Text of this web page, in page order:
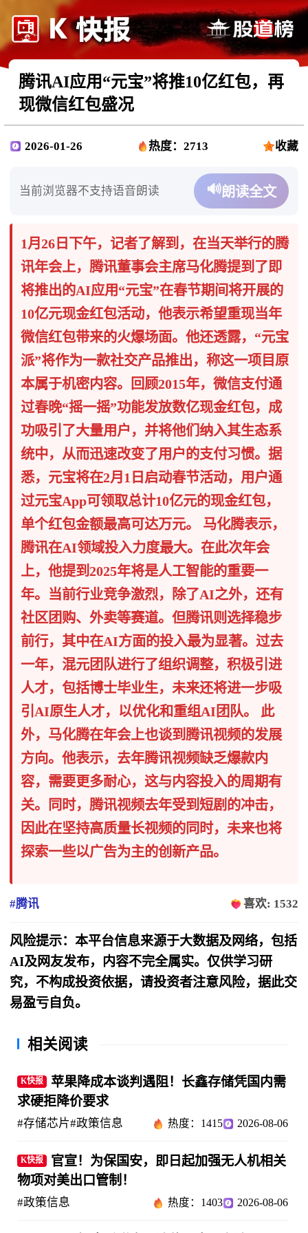
腾讯AI应用“元宝”将推10亿红包，再
现微信红包盛况
2026-01-26 热度：2713 收藏
当前浏览器不支持语音朗读 🔊朗读全文
1月26日下午，记者了解到，在当天举行的腾
讯年会上，腾讯董事会主席马化腾提到了即
将推出的AI应用“元宝”在春节期间将开展的
10亿元现金红包活动，他表示希望重现当年
微信红包带来的火爆场面。他还透露，“元宝
派”将作为一款社交产品推出，称这一项目原
本属于机密内容。回顾2015年，微信支付通
过春晚“摇一摇”功能发放数亿现金红包，成
功吸引了大量用户，并将他们纳入其生态系
统中，从而迅速改变了用户的支付习惯。据
悉，元宝将在2月1日启动春节活动，用户通
过元宝App可领取总计10亿元的现金红包，
单个红包金额最高可达万元。 马化腾表示，
腾讯在AI领域投入力度最大。在此次年会
上，他提到2025年将是人工智能的重要一
年。当前行业竞争激烈，除了AI之外，还有
社区团购、外卖等赛道。但腾讯则选择稳步
前行，其中在AI方面的投入最为显著。过去
一年，混元团队进行了组织调整，积极引进
人才，包括博士毕业生，未来还将进一步吸
引AI原生人才，以优化和重组AI团队。 此
外，马化腾在年会上也谈到腾讯视频的发展
方向。他表示，去年腾讯视频缺乏爆款内
容，需要更多耐心，这与内容投入的周期有
关。同时，腾讯视频去年受到短剧的冲击，
因此在坚持高质量长视频的同时，未来也将
探索一些以广告为主的创新产品。
#腾讯 喜欢: 1532
风险提示：本平台信息来源于大数据及网络，包括
AI及网友发布，内容不完全属实。仅供学习研
究，不构成投资依据，请投资者注意风险，据此交
易盈亏自负。
相关阅读
K快报
苹果降成本谈判遇阻！长鑫存储凭国内需
求硬拒降价要求
#存储芯片#政策信息 热度：1415 2026-08-06
K快报
官宣！为保国安，即日起加强无人机相关
物项对美出口管制！
#政策信息 热度：1403 2026-08-06